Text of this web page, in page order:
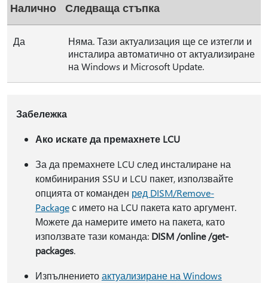
Налично Следваща стъпка
Да
Няма. Тази актуализация ще се изтегли и
инсталира автоматично от актуализиране
на Windows и Microsoft Update.
Забележка
Ако искате да премахнете LCU
За да премахнете LCU след инсталиране на
комбинирания SSU и LCU пакет, използвайте
опцията от команден ред DISM/Remove-
Packageс името на LCU пакета като аргумент.
Можете да намерите името на пакета, като
използвате тази команда: DISM /online /get-
packages.
Изпълнениетоактуализиране на Windows